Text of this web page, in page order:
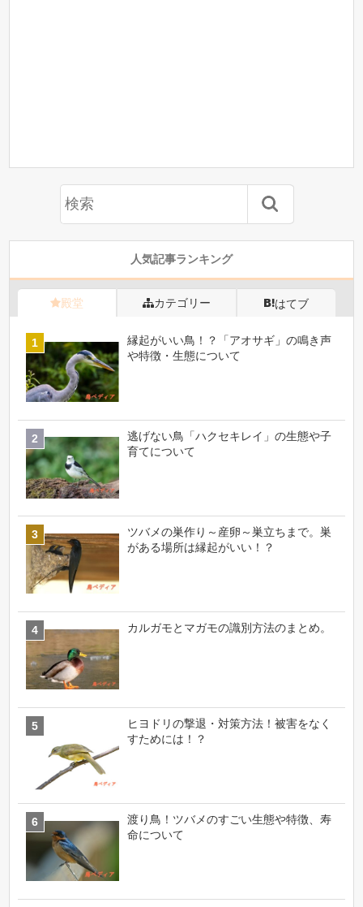
人気記事ランキング
殿堂 カテゴリー はてブ
縁起がいい鳥！？「アオサギ」の鳴き声
や特徴・生態について
逃げない鳥「ハクセキレイ」の生態や子
育てについて
ツバメの巣作り～産卵～巣立ちまで。巣
がある場所は縁起がいい！？
カルガモとマガモの識別方法のまとめ。
ヒヨドリの撃退・対策方法！被害をなく
すためには！？
渡り鳥！ツバメのすごい生態や特徴、寿
命について